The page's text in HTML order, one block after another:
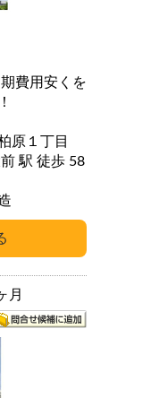
費用安くを
原１丁目
58
月